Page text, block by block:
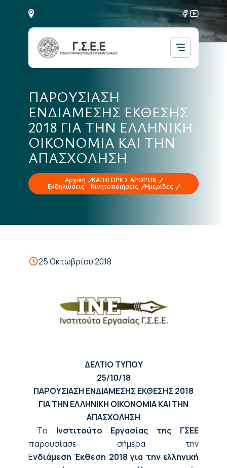
ΠΑΡΟΥΣΙΑΣΗ
ΕΝΔΙΑΜΕΣΗΣ ΕΚΘΕΣΗΣ
2018 ΓΙΑ ΤΗΝ ΕΛΛΗΝΙΚΗ
ΟΙΚΟΝΟΜΙΑ ΚΑΙ ΤΗΝ
ΑΠΑΣΧΟΛΗΣΗ
Αρχική
ΚΑΤΗΓΟΡΙΕΣ ΑΡΘΡΩΝ
Εκδηλώσεις - Κινητοποιήσεις
Ημερίδες
25 Οκτωβρίου 2018
ΔΕΛΤΙΟ ΤΥΠΟΥ
25/10/18
ΠΑΡΟΥΣΙΑΣΗ ΕΝΔΙΑΜΕΣΗΣ ΕΚΘΕΣΗΣ 2018
ΓΙΑ ΤΗΝ ΕΛΛΗΝΙΚΗ ΟΙΚΟΝΟΜΙΑ ΚΑΙ ΤΗΝ
ΑΠΑΣΧΟΛΗΣΗ
Tο Ινστιτούτο Εργασίας της ΓΣΕΕ
παρουσίασε σήμερα την
Ενδιάμεση Έκθεση 2018 για την ελληνική